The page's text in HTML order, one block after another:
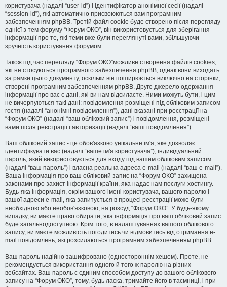
користувача (надалі “user-id”) і ідентифікатор анонімної сесії (надалі
“session-id”), які автоматично присвоюються вам програмним
забезпеченням phpBB. Третій файл cookie буде створено після перегляду
однієї з тем форуму “Форум ОКО”, він використовується для зберігання
інформації про те, які теми вже були переглянуті вами, збільшуючи
зручність користування форумом.
Також під час перегляду “Форум ОКО”можливе створення файлів cookies,
які не стосуються програмного забезпечення phpBB, однак вони виходять
за рамки цього документу, оскільки він поширюється виключно на сторінки,
створені програмним забезпеченням phpBB. Друге джерело одержання
інформації про вас є дані, які ви нам відсилаєте. Ними можуть бути, і цим
не вичерпуються такі дані: повідомлення розміщені під обліковим записом
гостя (надалі “анонімні повідомлення”), дані вказані при реєстрації на
“Форум ОКО” (надалі “ваш обліковий запис”) і повідомлення, розміщені
вами після реєстрації і авторизації (надалі “ваші повідомлення”).
Ваш обліковий запис - це обов'язково унікальне ім'я, яке дозволяє
ідентифікувати вас (надалі “ваше ім'я користувача”), індивідуальний
пароль, який використовується для входу під вашим обліковим записом
(надалі “ваш пароль”) і власна реальна адреса e-mail (надалі “ваш e-mail”).
Ваша інформація про ваш обліковий запис на “Форум ОКО” захищена
законами про захист інформації країни, яка надає нам послуги хостингу.
Будь-яка інформація, окрім вашого імені користувача, вашого паролю і
вашої адреси e-mail, яка запитується в процесі реєстрації може бути
необхідною або необов'язковою, на розсуд “Форум ОКО”. У будь-якому
випадку, ви маєте право обирати, яка інформація про ваш обліковий запис
буде загальнодоступною. Крім того, в налаштуваннях вашого облікового
запису, ви маєте можливість погодитись чи відмовитись від отримання e-
mail повідомлень, які розсилаються програмним забезпеченням phpBB.
Ваш пароль надійно зашифровано (одностороннім хешем). Проте, не
рекомендується використання одного й того ж паролю на різних
вебсайтах. Ваш пароль є єдиним способом доступу до вашого облікового
запису на “Форум ОКО”, тому, будь ласка, тримайте його в таємниці, і при